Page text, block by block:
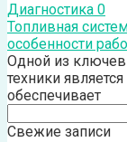
Диагностика 0
Топливная
особенности
Одной из
техники
обеспечивает
Свежие записи